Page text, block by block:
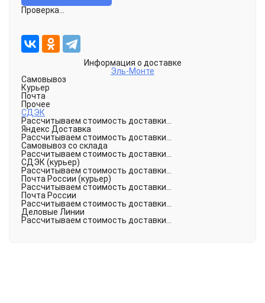
Проверка...
Информация о доставке
Эль-Монте
Самовывоз
Курьер
Почта
Прочее
СДЭК
Рассчитываем стоимость доставки...
Яндекс Доставка
Рассчитываем стоимость доставки...
Самовывоз со склада
Рассчитываем стоимость доставки...
СДЭК (курьер)
Рассчитываем стоимость доставки...
Почта России (курьер)
Рассчитываем стоимость доставки...
Почта России
Рассчитываем стоимость доставки...
Деловые Линии
Рассчитываем стоимость доставки...